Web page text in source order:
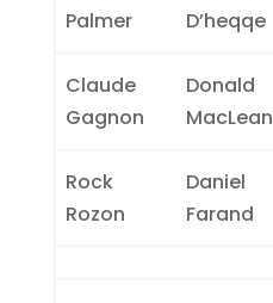
Palmer
D’heqqe
Claude
Gagnon
Donald
MacLean
Rock
Rozon
Daniel
Farand